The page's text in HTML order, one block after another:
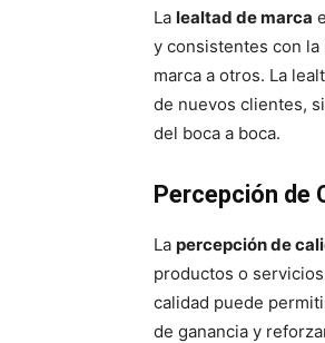
La lealtad de marca
y consistentes con la
marca a otros. La
de nuevos clientes,
del boca a boca.
Percepción de
La percepción de
productos o
calidad puede
de ganancia y